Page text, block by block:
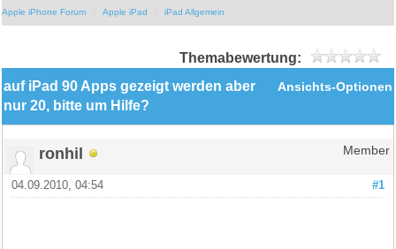
Apple iPhone Forum Apple iPad iPad Allgemein
Themabewertung:
Ansichts-Optionen
auf iPad 90 Apps gezeigt werden aber
nur 20, bitte um Hilfe?
ronhil Member
#1
04.09.2010, 04:54